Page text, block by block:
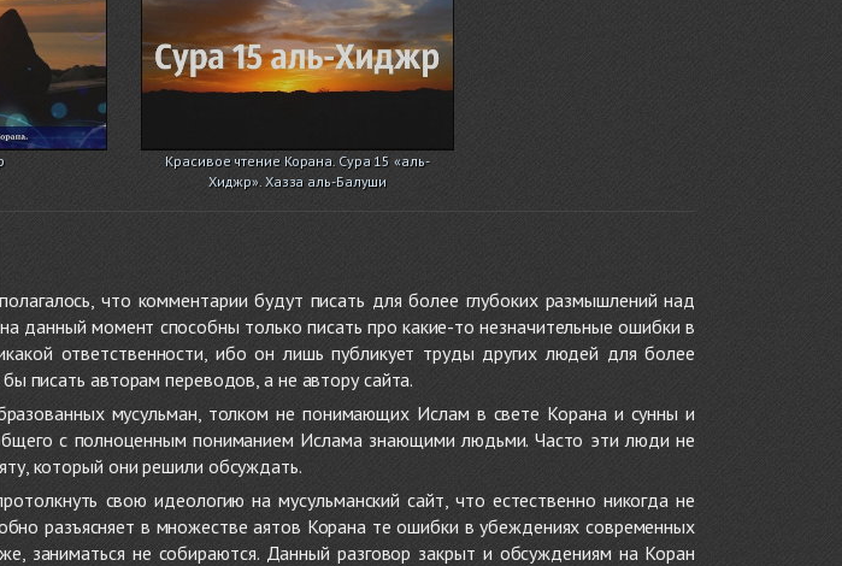
Красивое чтение Корана. Сура 15 «аль-
Хиджр». Хазза аль-Балуши
что комментарии будут писать для более глубоких размышлений над
данный момент способны только писать про какие-то незначительные ошибки в
ответственности, ибо он лишь публикует труды других людей для более
писать авторам переводов, а не автору сайта.
мусульман, толком не понимающих Ислам в свете Корана и сунны и
с полноценным пониманием Ислама знающими людьми. Часто эти люди не
который они решили обсуждать.
свою идеологию на мусульманский сайт, что естественно никогда не
разъясняет в множестве аятов Корана те ошибки в убеждениях современных
заниматься не собираются. Данный разговор закрыт и обсуждениям на Коран